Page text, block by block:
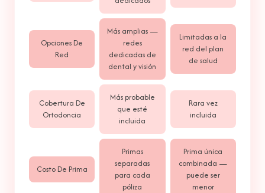
Opciones De
Red
Más amplias —
redes
dedicadas de
dental y visión
Limitadas a la
red del plan
de salud
Cobertura De
Ortodoncia
Más probable
que esté
incluida
Rara vez
incluida
Costo De Prima
Primas
separadas
para cada
póliza
Prima única
combinada —
puede ser
menor